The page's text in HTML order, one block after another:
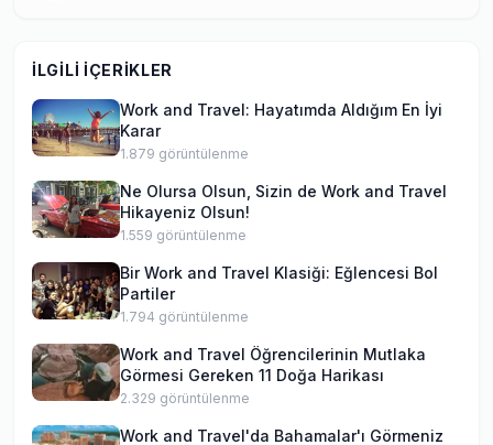
paylaşarak, doğru program seçiminde öğrencilere
yol gösteriyor.
İLGILI İÇERIKLER
Work and Travel: Hayatımda Aldığım En İyi
Karar
1.879 görüntülenme
Ne Olursa Olsun, Sizin de Work and Travel
Hikayeniz Olsun!
1.559 görüntülenme
Bir Work and Travel Klasiği: Eğlencesi Bol
Partiler
1.794 görüntülenme
Work and Travel Öğrencilerinin Mutlaka
Görmesi Gereken 11 Doğa Harikası
2.329 görüntülenme
Work and Travel'da Bahamalar'ı Görmeniz